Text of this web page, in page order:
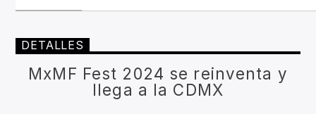
DETALLES
MxMF Fest 2024 se reinventa y
llega a la CDMX